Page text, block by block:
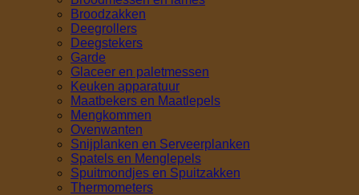
Broodzakken
Deegrollers
Deegstekers
Garde
Glaceer en paletmessen
Keuken apparatuur
Maatbekers en Maatlepels
Mengkommen
Ovenwanten
Snijplanken en Serveerplanken
Spatels en Menglepels
Spuitmondjes en Spuitzakken
Thermometers